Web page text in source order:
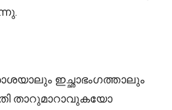
ഇച്ഛാഭംഗത്താലും
താറുമാറാവുകയോ